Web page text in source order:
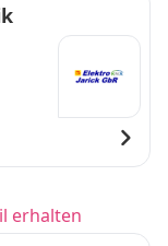
erhalten